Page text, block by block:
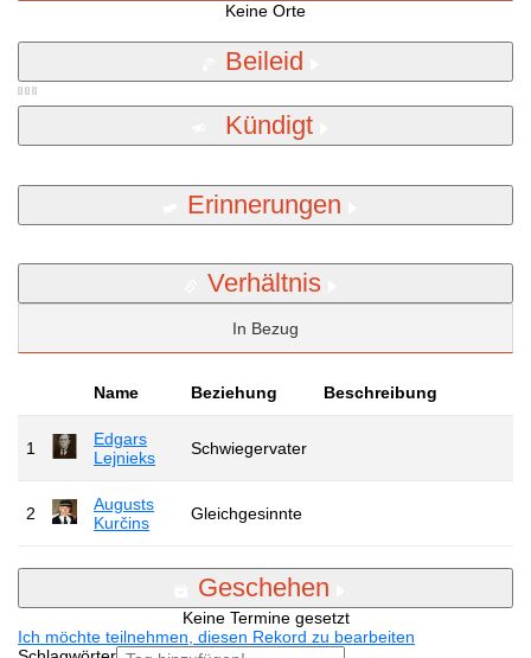
Keine Orte
Beileid
Kündigt
Erinnerungen
Verhältnis
In Bezug
Name Beziehung Beschreibung
1
Edgars
Lejnieks
Schwiegervater
2
Augusts
Kurčins
Gleichgesinnte
Geschehen
Keine Termine gesetzt
Ich möchte teilnehmen, diesen Rekord zu bearbeiten